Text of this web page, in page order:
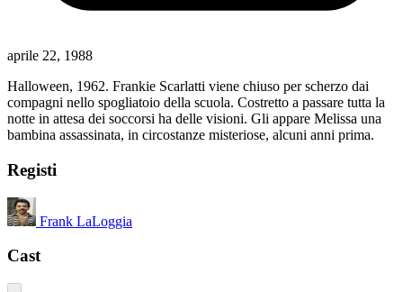
aprile 22, 1988
Halloween, 1962. Frankie Scarlatti viene chiuso per scherzo dai
compagni nello spogliatoio della scuola. Costretto a passare tutta la
notte in attesa dei soccorsi ha delle visioni. Gli appare Melissa una
bambina assassinata, in circostanze misteriose, alcuni anni prima.
Registi
Frank LaLoggia
Cast